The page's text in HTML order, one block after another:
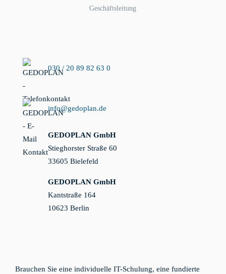
Geschäftsleitung
030 / 20 89 82 63 0
info@gedoplan.de
GEDOPLAN GmbH
Stieghorster Straße 60
33605 Bielefeld
GEDOPLAN GmbH
Kantstraße 164
10623 Berlin
Brauchen Sie eine individuelle IT-Schulung, eine fundierte